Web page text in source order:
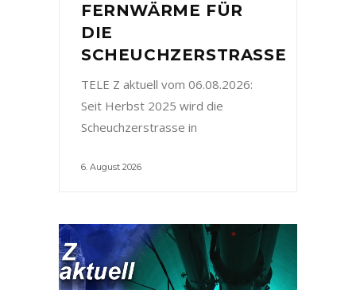
FERNWÄRME FÜR
DIE
SCHEUCHZERSTRASSE
TELE Z aktuell vom 06.08.2026:
Seit Herbst 2025 wird die
Scheuchzerstrasse in
6. August 2026